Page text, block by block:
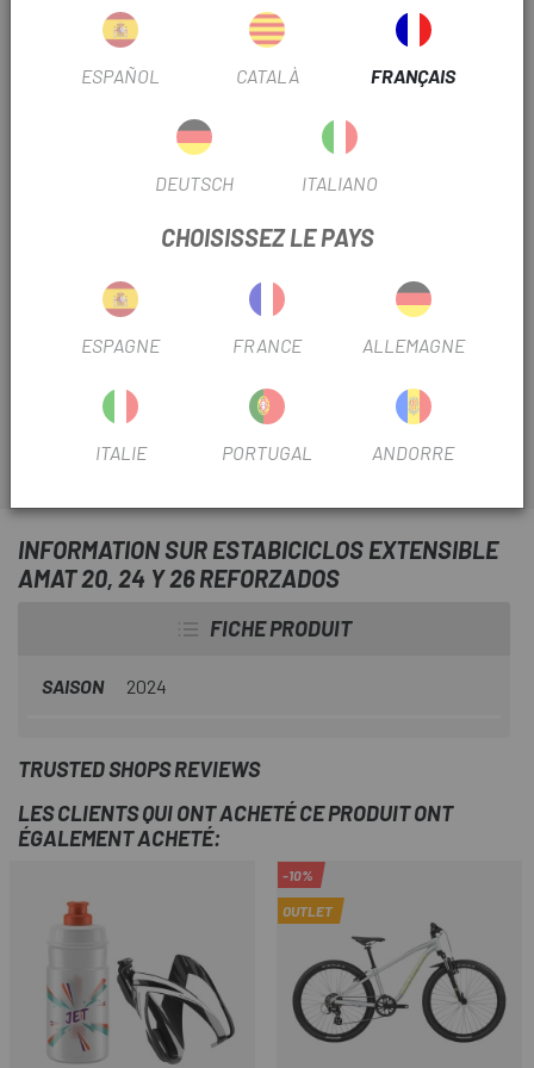
86,90 €
Unique
Noir
Sans Stock
PRÉVENEZ-MOI UNE FOIS DISPONIBLE
INFORMATION SUR ESTABICICLOS EXTENSIBLE
AMAT 20, 24 Y 26 REFORZADOS
FICHE PRODUIT
SAISON 2024
TRUSTED SHOPS REVIEWS
LES CLIENTS QUI ONT ACHETÉ CE PRODUIT ONT
ÉGALEMENT ACHETÉ:
-10%
OUTLET
ESPAÑOL CATALÀ FRANÇAIS
DEUTSCH ITALIANO
CHOISISSEZ LE PAYS
ESPAGNE FRANCE ALLEMAGNE
ITALIE PORTUGAL ANDORRE